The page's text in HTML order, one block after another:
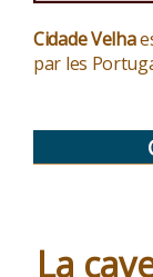
Cidade Velha
par les
La